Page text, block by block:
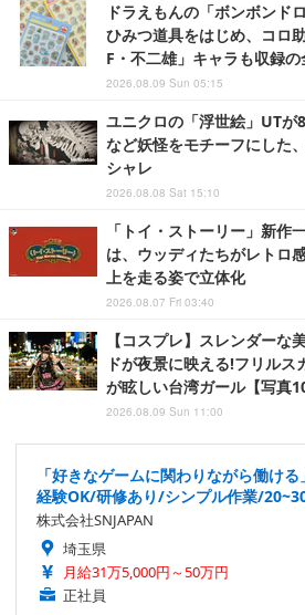
ドラえもんの「ボンボンド
ひみつ道具をはじめ、コロ
F・不二雄」キャラも収録
2026.08.09 Sun 05:15
ユニクロの「浮世絵」UTが
など妖怪をモチーフにした
シャレ
2026.08.08 Sat 15:10
「トイ・ストーリー」新作
は、ウッディたちがレトロ
上を走る姿で立体化
2026.08.07 Fri 03:40
【コスプレ】スレンダーな
ドが夜景に映える!フリル
が眩しい台湾ガール【写真
2026.08.09 Sun 11:00
「好きなゲームに関わりながら働け
経験OK/研修あり/シンプル作業/
株式会社SNJAPAN
埼玉県
月給31万5,000円～50万円
正社員